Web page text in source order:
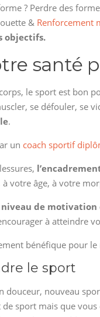
? Perdre des
& Renforcement
objectifs.
santé
le sport est bon
se défouler, se
.
un coach sportif
votre âge, à votre
niveau de
à atteindre
bénéfique pour
le sport
douceur, nouveau
de sport mais que